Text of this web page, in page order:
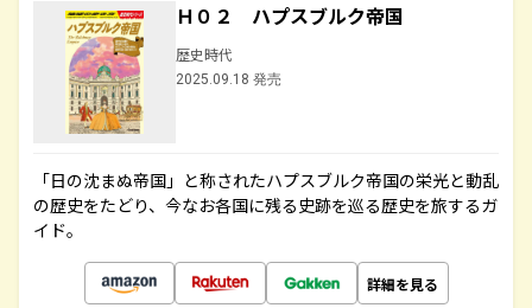
Ｈ０２ ハプスブルク帝国
歴史時代
2025.09.18 発売
「日の沈まぬ帝国」と称されたハプスブルク帝国の栄光と動乱
の歴史をたどり、今なお各国に残る史跡を巡る歴史を旅するガ
イド。
詳細を見る